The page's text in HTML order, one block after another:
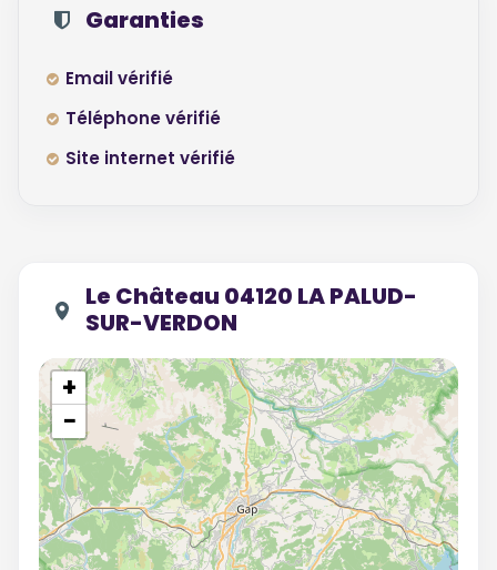
Garanties
Email vérifié
Téléphone vérifié
Site internet vérifié
Le Château 04120 LA PALUD-
SUR-VERDON
+
−